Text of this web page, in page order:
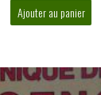
Ajouter au panier